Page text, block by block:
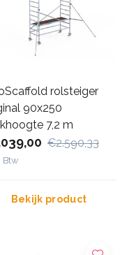
rolsteiger
90x250
7,2 m
€2.590,33
Btw
Bekijk product